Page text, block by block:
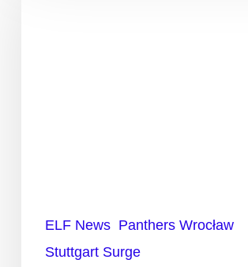
ELF News Panthers Wrocław
Stuttgart Surge